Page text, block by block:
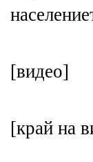
[видео]
[край на